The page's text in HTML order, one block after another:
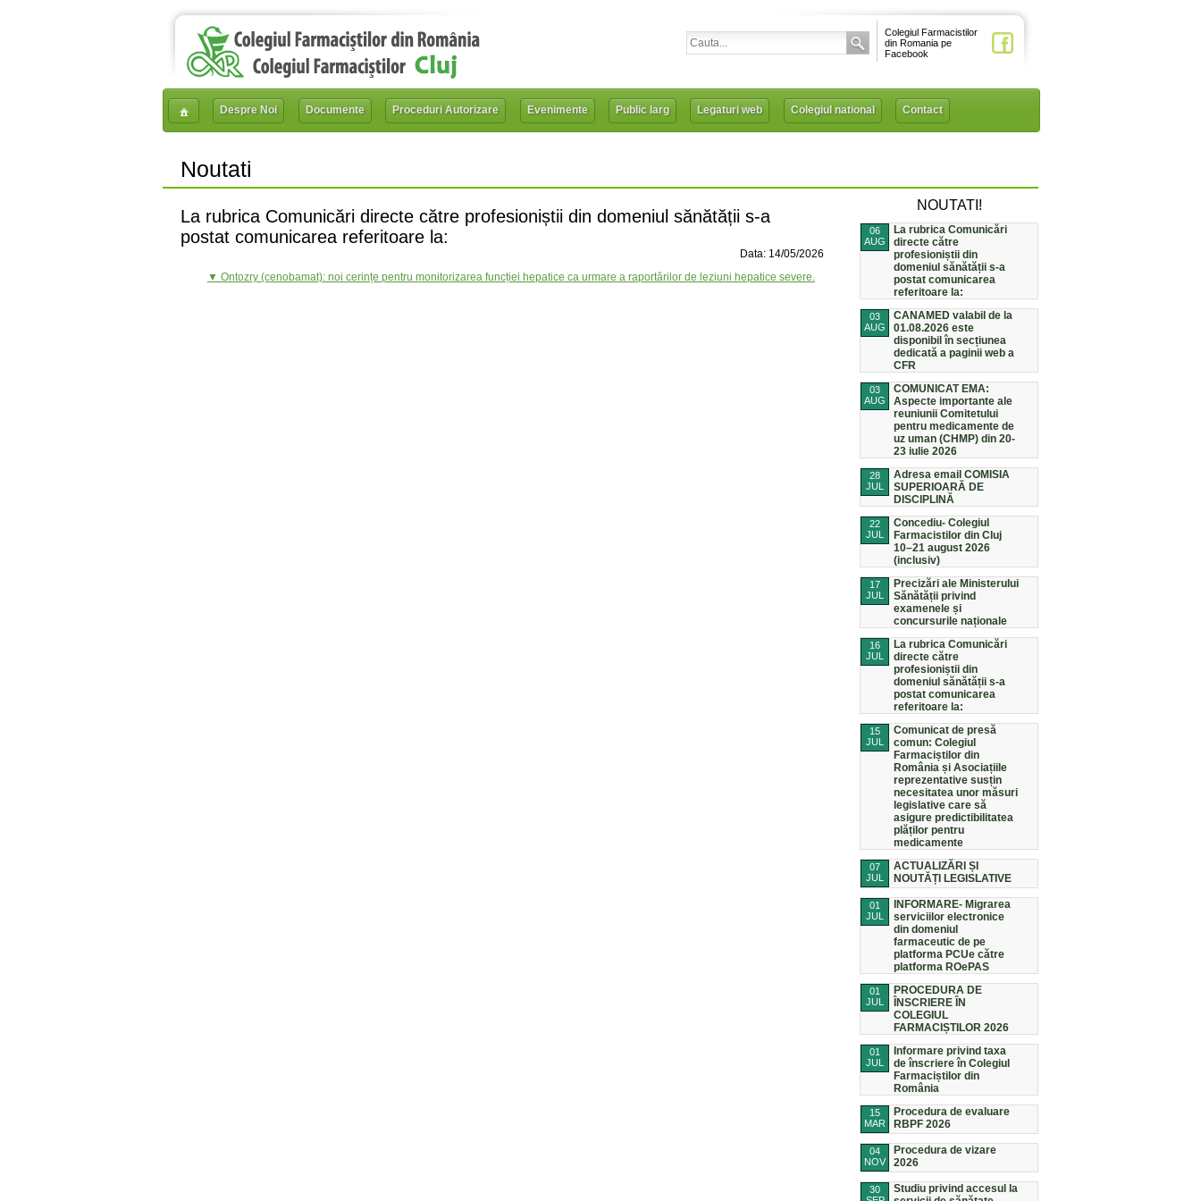
Colegiul Farmacistilor
din Romania pe
Facebook
Despre Noi Documente Proceduri Autorizare Evenimente Public larg Legaturi web Colegiul national Contact
Noutati
La rubrica Comunicări directe către profesioniștii din domeniul sănătății s-a
postat comunicarea referitoare la:
Data: 14/05/2026
▼ Ontozry (cenobamat): noi cerințe pentru monitorizarea funcției hepatice ca urmare a raportărilor de leziuni hepatice severe.
NOUTATI!
06
AUG
La rubrica Comunicări
directe către
profesioniștii din
domeniul sănătății s-a
postat comunicarea
referitoare la:
03
AUG
CANAMED valabil de la
01.08.2026 este
disponibil în secțiunea
dedicată a paginii web a
CFR
03
AUG
COMUNICAT EMA:
Aspecte importante ale
reuniunii Comitetului
pentru medicamente de
uz uman (CHMP) din 20-
23 iulie 2026
28
JUL
Adresa email COMISIA
SUPERIOARĂ DE
DISCIPLINĂ
22
JUL
Concediu- Colegiul
Farmacistilor din Cluj
10–21 august 2026
(inclusiv)
17
JUL
Precizări ale Ministerului
Sănătății privind
examenele și
concursurile naționale
16
JUL
La rubrica Comunicări
directe către
profesioniștii din
domeniul sănătății s-a
postat comunicarea
referitoare la:
15
JUL
Comunicat de presă
comun: Colegiul
Farmaciștilor din
România și Asociațiile
reprezentative susțin
necesitatea unor măsuri
legislative care să
asigure predictibilitatea
plăților pentru
medicamente
07
JUL
ACTUALIZĂRI ȘI
NOUTĂȚI LEGISLATIVE
01
JUL
INFORMARE- Migrarea
serviciilor electronice
din domeniul
farmaceutic de pe
platforma PCUe către
platforma ROePAS
01
JUL
PROCEDURA DE
ÎNSCRIERE ÎN
COLEGIUL
FARMACIȘTILOR 2026
01
JUL
Informare privind taxa
de înscriere în Colegiul
Farmaciștilor din
România
15
MAR
Procedura de evaluare
RBPF 2026
04
NOV
Procedura de vizare
2026
30
Studiu privind accesul la